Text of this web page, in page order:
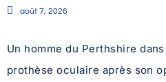
août 7, 2026
Un homme du Perthshire
prothèse oculaire après son